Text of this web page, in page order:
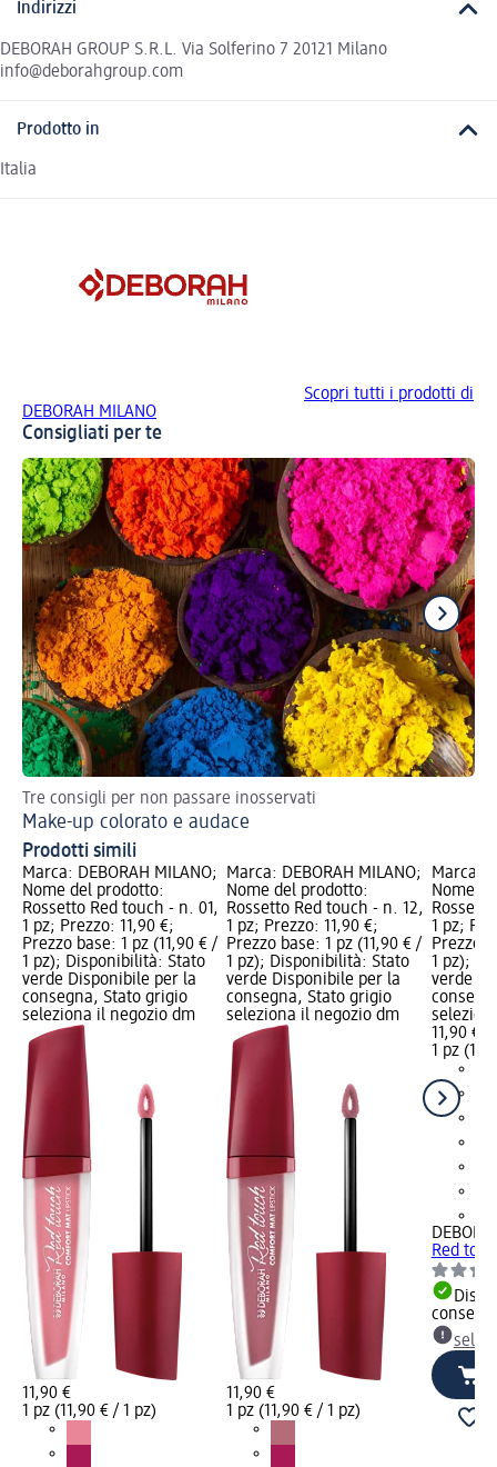
Indirizzi
DEBORAH GROUP S.R.L. Via Solferino 7 20121 Milano
info@deborahgroup.com
Prodotto in
Italia
Scopri tutti i prodotti di
DEBORAH MILANO
Consigliati per te
Tre consigli per non passare inosservati
Make-up colorato e audace
Prodotti simili
Marca: DEBORAH MILANO;
Nome del prodotto:
Rossetto Red touch - n. 01,
1 pz; Prezzo: 11,90 €;
Prezzo base: 1 pz (11,90 € /
1 pz); Disponibilità: Stato
verde Disponibile per la
consegna, Stato grigio
seleziona il negozio dm
11,90 €
1 pz (11,90 € / 1 pz)
Marca: DEBORAH MILANO;
Nome del prodotto:
Rossetto Red touch - n. 12,
1 pz; Prezzo: 11,90 €;
Prezzo base: 1 pz (11,90 € /
1 pz); Disponibilità: Stato
verde Disponibile per la
consegna, Stato grigio
seleziona il negozio dm
11,90 €
1 pz (11,90 € / 1 pz)
Marca:
Nome
1 pz;
Prezzo
1 pz);
verde
11,90 €
1 pz
Red